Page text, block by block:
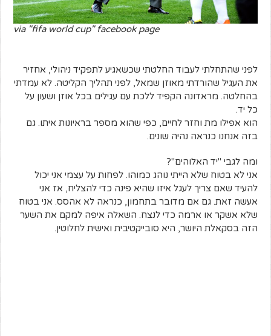
via "fifa world cup" facebook page
לפני שהתחלתי לעבוד החלטתי שכשאגיע לתפקיד ניהולי, אחזיר
את העגיל שהורדתי מאוזן שמאל, לפני תהליך הקליטה. לא עמדתי
בהחלטה. מראדונה הקפיד ללכת עם עגילים בכל אוזן ושעון על
כל יד.
הוא אפילו מת וחזר לחיים, כפי שהוא מספר בראיונות איתו. גם
בזה אנחנו כנראה נהיה שונים.
ומה לגבי "יד האלוהים"?
אני לא בטוח שלא הייתי נוהג כמוהו. לפחות על עצמי אני יכול
להעיד שאם צריך לעגל איזו שהיא פינה כדי להצליח, אז אני
אעשה זאת. גם אם מדובר בתחמון, כנראה לא אהסס. אני בטוח
שלא אשקר או ארמה כדי לנצח. השאלה איפה למקם את השער
הזה בסקאלת היושר, היא סובייקטיבית ואישית לחלוטין.